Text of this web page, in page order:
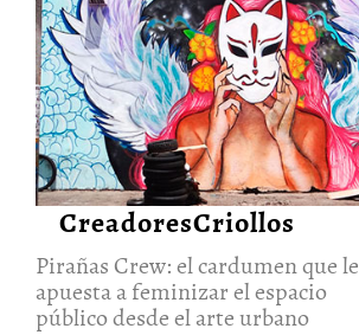
Pirañas Crew: el cardumen que
le apuesta a feminizar el
espacio público desde el arte
urbano
21/Ago/2021
CreadoresCriollos
Pirañas Crew: el cardumen que le
apuesta a feminizar el espacio
público desde el arte urbano